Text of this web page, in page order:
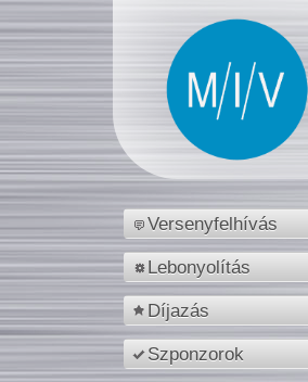
Versenyfelhívás
Lebonyolítás
Díjazás
Szponzorok